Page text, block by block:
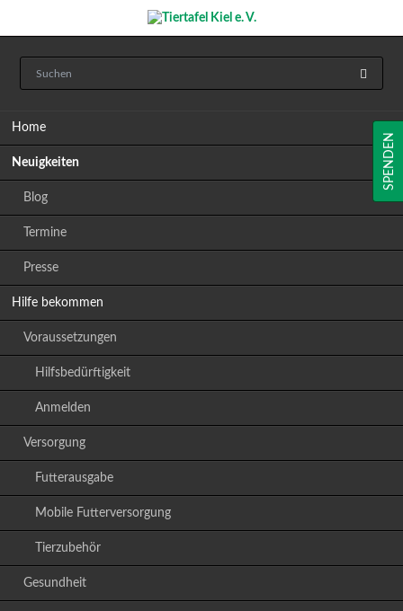
Home
Neuigkeiten
Blog
Termine
Presse
Hilfe bekommen
Voraussetzungen
Hilfsbedürftigkeit
Anmelden
Versorgung
Futterausgabe
Mobile Futterversorgung
Tierzubehör
Gesundheit
SPENDEN